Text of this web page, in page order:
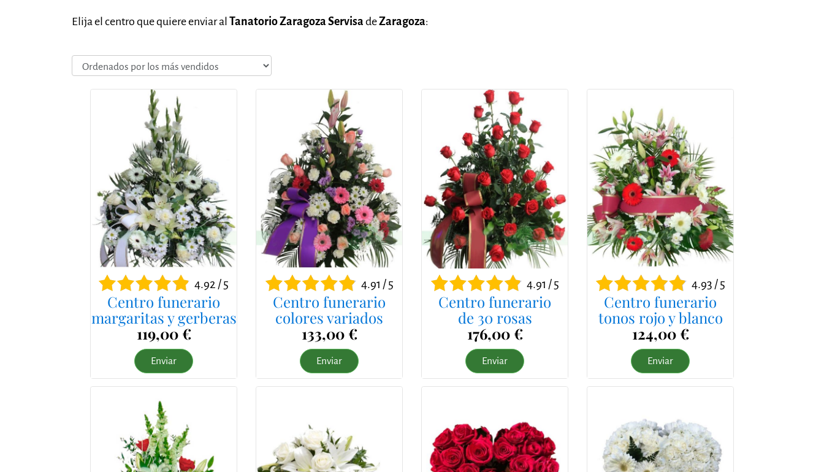
Elija el centro que quiere enviar al Tanatorio Zaragoza Servisa deZaragoza:
4.92 / 5
Centro funerario
margaritas y gerberas
119,00 €
Enviar
4.91 / 5
Centro funerario
colores variados
133,00 €
Enviar
4.91 / 5
Centro funerario
de 30 rosas
176,00 €
Enviar
4.93 / 5
Centro funerario
tonos rojo y blanco
124,00 €
Enviar